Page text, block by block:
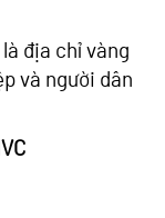
địa chỉ vàng
và người dân